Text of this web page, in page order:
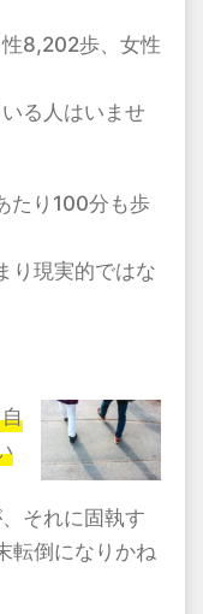
8,202歩、女性
る人はいませ
たり100分も歩
り現実的ではな
自
それに固執す
転倒になりかね